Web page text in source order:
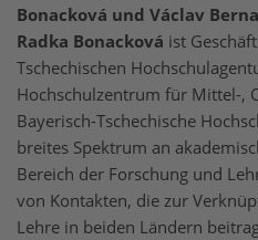
Bonacková und Václav
Radka Bonacková ist
Tschechischen
Hochschulzentrum für Mittel-,
Bayerisch-Tschechische
breites Spektrum an
Bereich der Forschung und
von Kontakten, die zur
Lehre in beiden Ländern